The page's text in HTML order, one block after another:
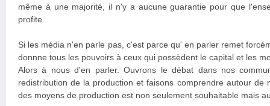
même à une majorité, il n'y a aucune guarantie pour que
profite.
Si les média n'en parle pas, c'est parce qu' en parler remet
donnne tous les pouvoirs à ceux qui possèdent le capital et les
Alors à nous d'en parler. Ouvrons le débat dans nos
redistribution de la production et faisons comprendre autour de
des moyens de production est non seulement souhaitable mais